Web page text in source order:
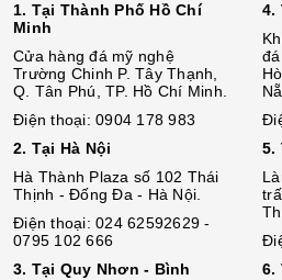
1. Tại Thành Phố Hồ Chí
Minh
Cửa hàng đá mỹ nghệ
Trường Chinh P. Tây Thạnh,
Q. Tân Phú, TP. Hồ Chí Minh.
Điện thoại: 0904 178 983
2. Tại Hà Nội
Hà Thành Plaza số 102 Thái
Thịnh - Đống Đa - Hà Nội.
Điện thoại: 024 62592629 -
0795 102 666
3. Tại Quy Nhơn - Bình
4.
5.
6.